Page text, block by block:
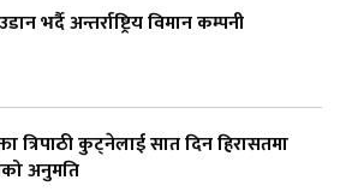
भर्दै अन्तर्राष्ट्रिय विमान कम्पनी
त्रिपाठी कुट्नेलाई सात दिन हिरासतमा
अनुमति